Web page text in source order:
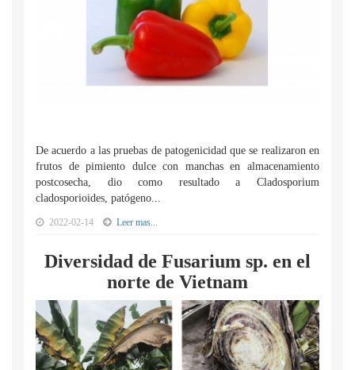
De acuerdo a las pruebas de patogenicidad que se realizaron en
frutos de pimiento dulce con manchas en almacenamiento
postcosecha, dio como resultado a Cladosporium
cladosporioides, patógeno...
2022-02-14 Leer mas...
Diversidad de Fusarium sp. en el
norte de Vietnam